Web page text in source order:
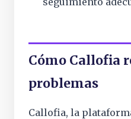
Cómo Callofia
problemas
Callofia, la